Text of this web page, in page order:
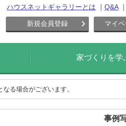
ハウスネットギャラリーとは Q&A
新規会員登録 マイ
家づくりを学
る場合がございます。
事例